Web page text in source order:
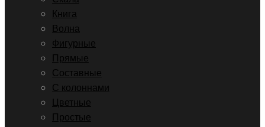
Книга
Волна
Фигурные
Прямые
Составные
С колоннами
Цветные
Простые